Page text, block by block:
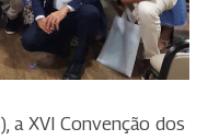
a XVI Convenção dos